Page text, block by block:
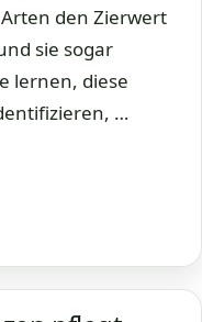
den Zierwert
sie sogar
lernen, diese
…